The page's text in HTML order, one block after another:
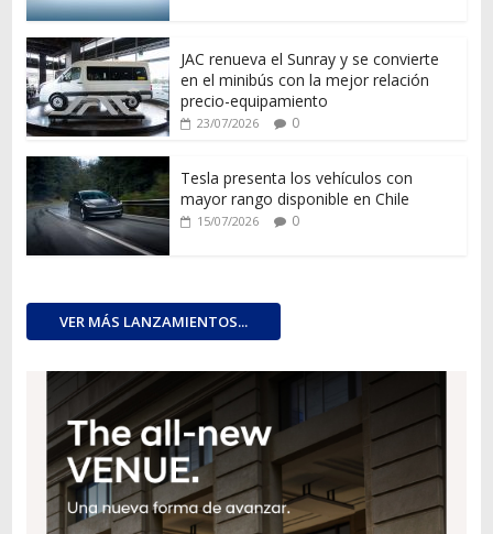
JAC renueva el Sunray y se convierte
en el minibús con la mejor relación
precio-equipamiento
23/07/2026 0
Tesla presenta los vehículos con
mayor rango disponible en Chile
15/07/2026 0
VER MÁS LANZAMIENTOS...